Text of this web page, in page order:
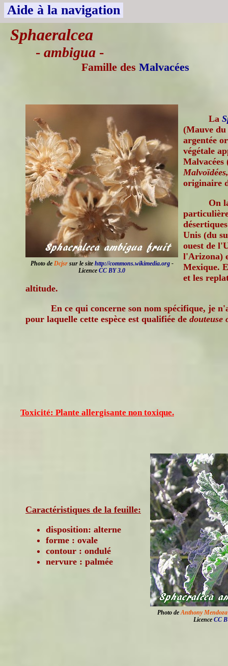
Aide à la navigation
Sphaeralcea
- ambigua -
Famille des Malvacées
Photo de Dcjsrsur le site http://commons.wikimedia.org-
Licence CC BY 3.0
La
(Mauve du
argentée
végétale
Malvacées
originaire
On
Unis (du
ouest de
l'Arizona)
Mexique.
et les
altitude.
En ce qui concerne son nom spécifique, je
pour laquelle cette espèce est qualifiée de douteuse
Toxicité: Plante allergisante non toxique.
Photo deAnthony Mendoza
Licence CC
Caractéristiques de la feuille:
disposition: alterne
forme : ovale
contour : ondulé
nervure : palmée